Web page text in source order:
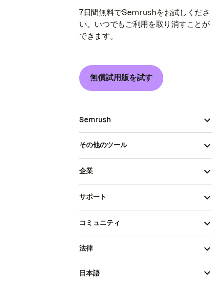
7日間無料でSemrushをお試しくださ
い。いつでもご利用を取り消すことが
できます。
無償試用版を試す
Semrush
その他のツール
企業
サポート
コミュニティ
法律
日本語